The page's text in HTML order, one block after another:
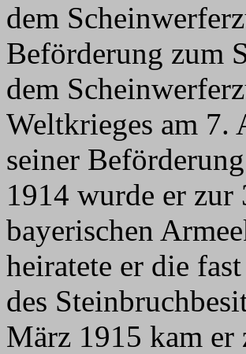
dem
Beförderung zum
dem
Weltkrieges am 7.
seiner
1914 wurde er
bayerischen
heiratete er die
des
März 1915 kam